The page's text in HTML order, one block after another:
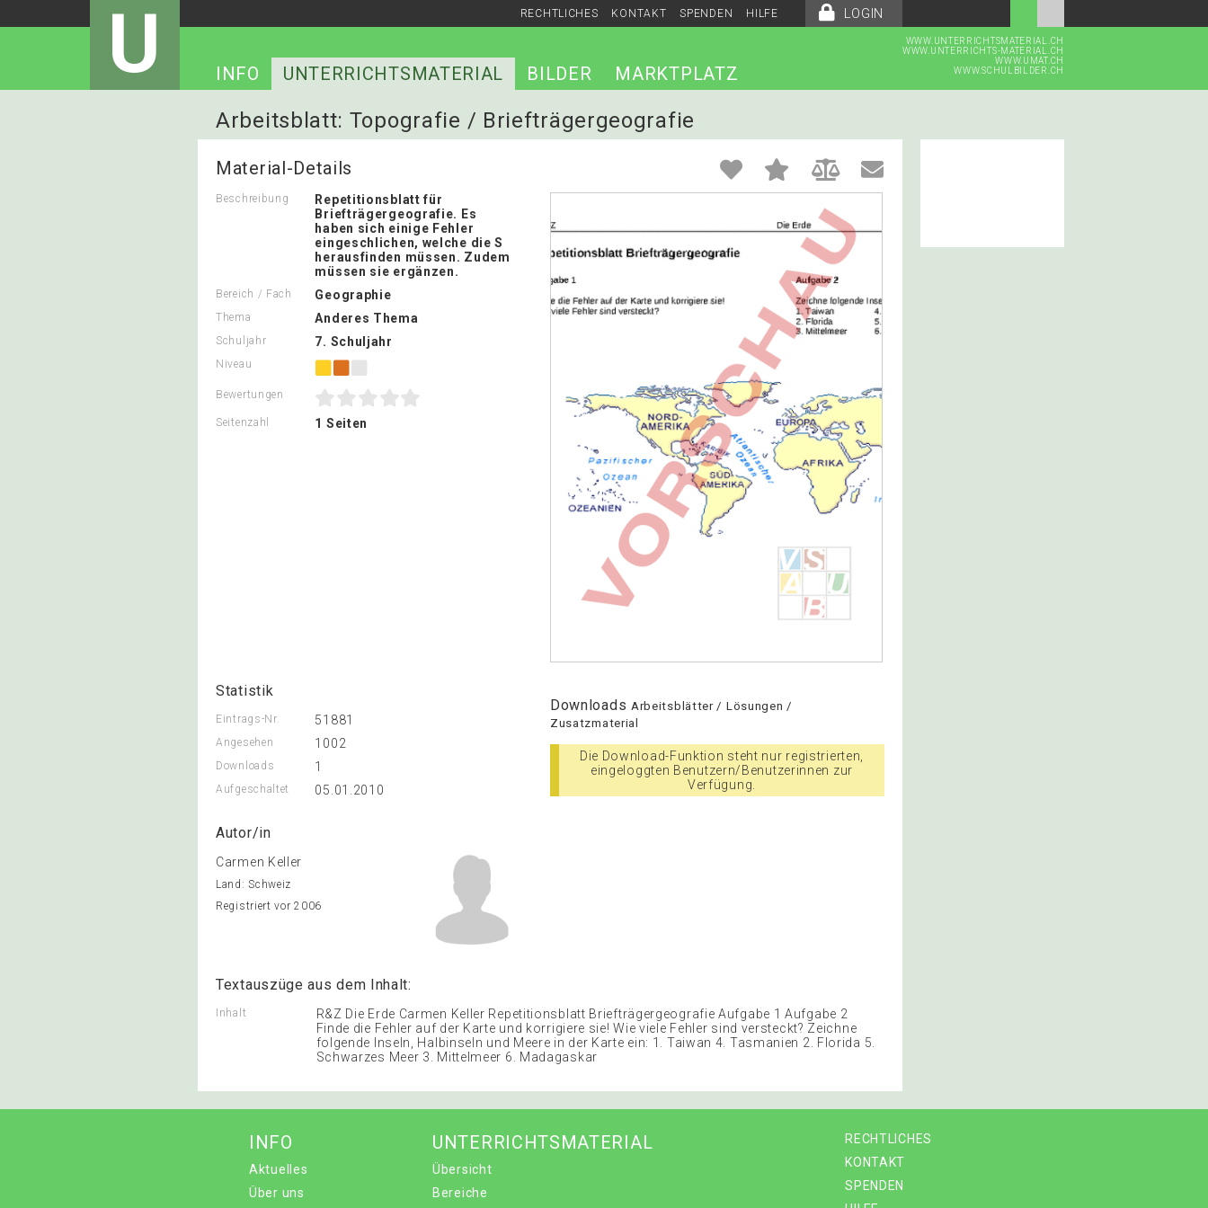
LOGIN
RECHTLICHES KONTAKT SPENDEN HILFE
U
WWW.UNTERRICHTSMATERIAL.CH
WWW.UNTERRICHTS-MATERIAL.CH
WWW.UMAT.CH
WWW.SCHULBILDER.CH
INFO UNTERRICHTSMATERIAL BILDER MARKTPLATZ
Arbeitsblatt: Topografie / Briefträgergeografie
Material-Details
Beschreibung
Repetitionsblatt für
Briefträgergeografie. Es
haben sich einige Fehler
eingeschlichen, welche die S
herausfinden müssen. Zudem
müssen sie ergänzen.
Bereich / Fach Geographie
Thema Anderes Thema
Schuljahr 7. Schuljahr
Niveau
Bewertungen
Seitenzahl 1 Seiten
Statistik
Eintrags-Nr. 51881
Angesehen 1002
Downloads 1
Aufgeschaltet 05.01.2010
Autor/in
Carmen Keller
Land: Schweiz
Registriert vor 2006
Downloads Arbeitsblätter / Lösungen /
Zusatzmaterial
Die Download-Funktion steht nur registrierten,
eingeloggten Benutzern/Benutzerinnen zur
Verfügung.
Textauszüge aus dem Inhalt:
Inhalt
R&Z Die Erde Carmen Keller Repetitionsblatt Briefträgergeografie Aufgabe 1 Aufgabe 2
Finde die Fehler auf der Karte und korrigiere sie! Wie viele Fehler sind versteckt? Zeichne
folgende Inseln, Halbinseln und Meere in der Karte ein: 1. Taiwan 4. Tasmanien 2. Florida 5.
Schwarzes Meer 3. Mittelmeer 6. Madagaskar
RECHTLICHES
KONTAKT
SPENDEN
INFO
Aktuelles
Über uns
UNTERRICHTSMATERIAL
Übersicht
Bereiche